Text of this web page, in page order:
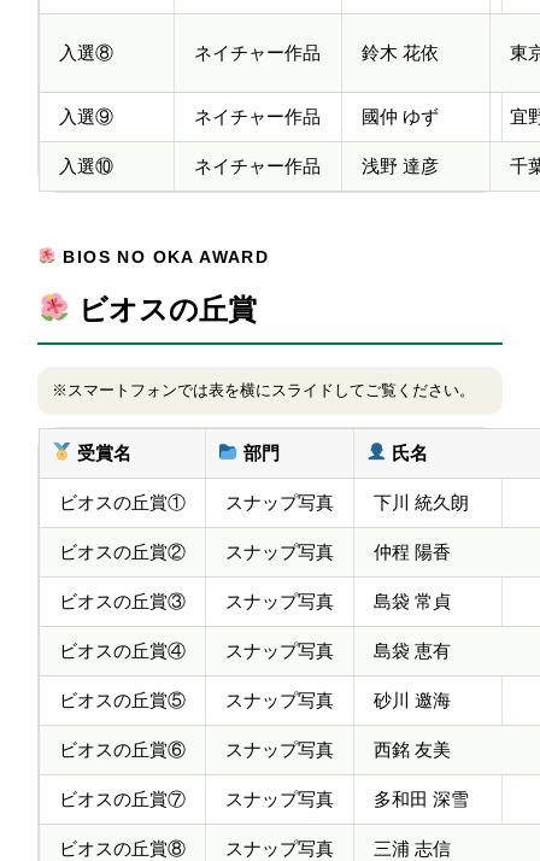
入選⑧ ネイチャー作品 鈴木 花依 東
入選⑨ ネイチャー作品 國仲 ゆず 宜
入選⑩ ネイチャー作品 浅野 達彦 千
BIOS NO OKA AWARD
ビオスの丘賞
※スマートフォンでは表を横にスライドしてご覧ください。
受賞名 部門 氏名
ビオスの丘賞① スナップ写真 下川 統久朗
ビオスの丘賞② スナップ写真 仲程 陽香
ビオスの丘賞③ スナップ写真 島袋 常貞
ビオスの丘賞④ スナップ写真 島袋 恵有
ビオスの丘賞⑤ スナップ写真 砂川 邀海
ビオスの丘賞⑥ スナップ写真 西銘 友美
ビオスの丘賞⑦ スナップ写真 多和田 深雪
ビオスの丘賞⑧ スナップ写真 三浦 志信